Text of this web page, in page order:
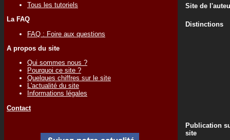
Tous les tutoriels
La FAQ
FAQ : Foire aux questions
A propos du site
Qui sommes nous ?
Pourquoi ce site ?
Quelques chiffres sur le site
L'actualité du site
Informations légales
Contact
Site de
Distinctions
Publication
site